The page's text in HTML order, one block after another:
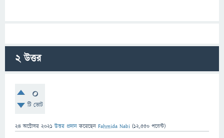
2উত্তর
0
টি ভোট
24 অক্টোবর 2021 উত্তর প্রদান করেছেন Fahmida Nabi (12,550 পয়েন্ট)